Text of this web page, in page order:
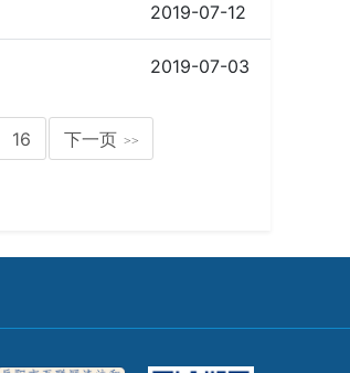
2019-07-12
2019-07-03
16 下一页 >>